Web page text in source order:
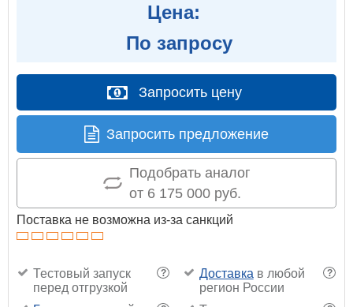
Цена:
По запросу
Запросить цену
Запросить предложение
Подобрать аналог
от 6 175 000 руб.
Поставка не возможна из-за санкций
?
Тестовый запуск
перед отгрузкой
?
Доставка в любой
регион России